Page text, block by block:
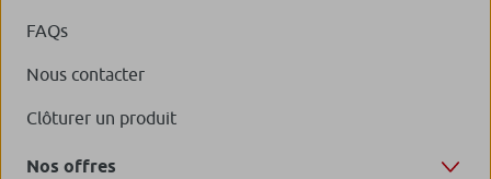
FAQs
Nous contacter
Clôturer un produit
Nos offres